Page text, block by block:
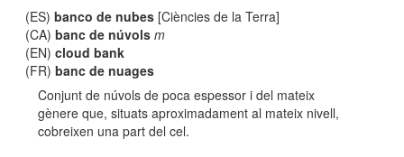
(ES)banco de nubes [Ciències de la Terra]
(CA)banc de núvols m
(EN)cloud bank
(FR)banc de nuages
Conjunt de núvols de poca espessor i del mateix
gènere que, situats aproximadament al mateix nivell,
cobreixen una part del cel.